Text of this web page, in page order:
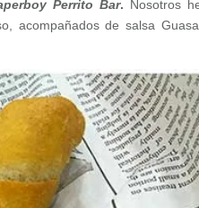
Perrito Bar. Nosotros
acompañados de salsa